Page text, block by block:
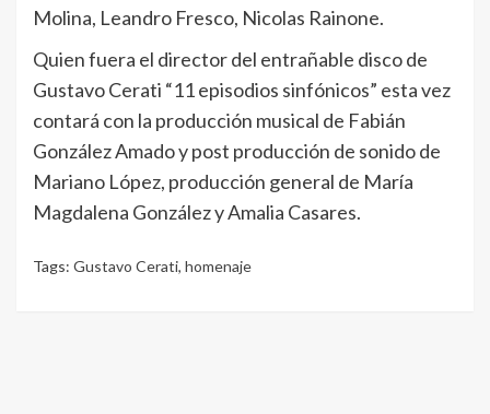
Molina, Leandro Fresco, Nicolas Rainone.
Quien fuera el director del entrañable disco de
Gustavo Cerati “11 episodios sinfónicos” esta vez
contará con la producción musical de Fabián
González Amado y post producción de sonido de
Mariano López, producción general de María
Magdalena González y Amalia Casares.
Tags: Gustavo Cerati, homenaje